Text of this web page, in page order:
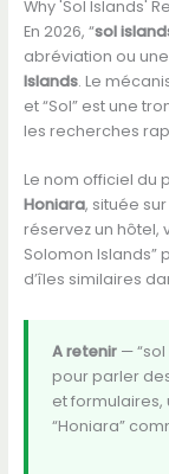
Why 'Sol Islands'
En 2026, “sol
abréviation ou
Islands. Le
et “Sol” est une
les recherches
Le nom officiel du
Honiara, située sur
réservez un hôtel,
Solomon Islands”
d’îles similaires
A retenir— “sol
pour parler
et formulaires,
“Honiara”